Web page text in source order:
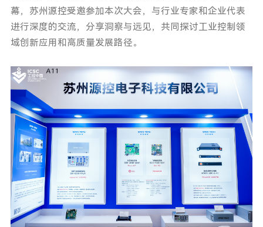
幕，苏州源控受邀参加本次大会，与行业专家和企业代表
进行深度的交流，分享洞察与远见，共同探讨工业控制领
域创新应用和高质量发展路径。